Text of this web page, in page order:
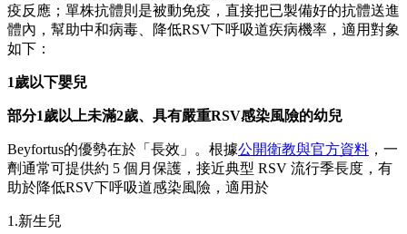
疫反應；單株抗體則是被動免疫，直接把已製備好的抗體送進
體內，幫助中和病毒、降低RSV下呼吸道疾病機率，適用對象
如下：
1歲以下嬰兒
部分1歲以上未滿2歲、具有嚴重RSV感染風險的幼兒
Beyfortus的優勢在於「長效」。根據公開衛教與官方資料 ，一
劑通常可提供約 5 個月保護，接近典型 RSV 流行季長度，有
助於降低RSV下呼吸道感染風險，適用於
1.新生兒